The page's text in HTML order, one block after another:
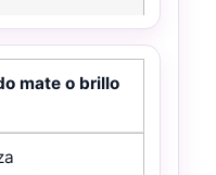
mate o brillo